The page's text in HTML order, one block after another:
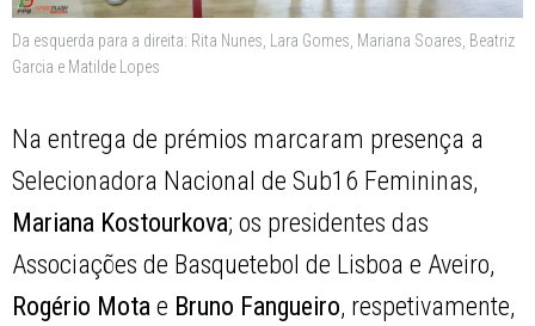
Da esquerda para a direita: Rita Nunes, Lara Gomes, Mariana Soares, Beatriz
Garcia e Matilde Lopes
Na entrega de prémios marcaram presença a
Selecionadora Nacional de Sub16 Femininas,
Mariana Kostourkova; os presidentes das
Associações de Basquetebol de Lisboa e Aveiro,
Rogério Mota e Bruno Fangueiro, respetivamente,